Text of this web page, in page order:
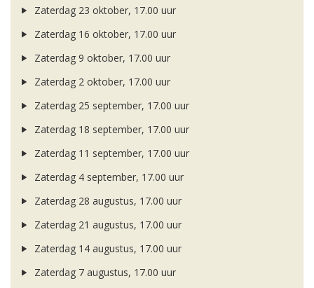
Zaterdag 23 oktober, 17.00 uur
Zaterdag 16 oktober, 17.00 uur
Zaterdag 9 oktober, 17.00 uur
Zaterdag 2 oktober, 17.00 uur
Zaterdag 25 september, 17.00 uur
Zaterdag 18 september, 17.00 uur
Zaterdag 11 september, 17.00 uur
Zaterdag 4 september, 17.00 uur
Zaterdag 28 augustus, 17.00 uur
Zaterdag 21 augustus, 17.00 uur
Zaterdag 14 augustus, 17.00 uur
Zaterdag 7 augustus, 17.00 uur